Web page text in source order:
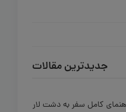
جدیدترین مقالات
کامل سفر به دشت لار